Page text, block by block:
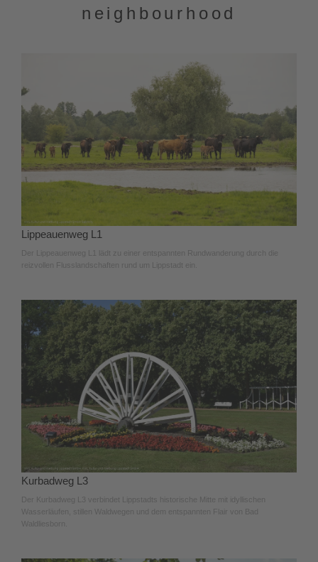
neighbourhood
Lippeauenweg L1
Der Lippeauenweg L1 lädt zu einer entspannten Rundwanderung durch die
reizvollen Flusslandschaften rund um Lippstadt ein.
Kurbadweg L3
Der Kurbadweg L3 verbindet Lippstadts historische Mitte mit idyllischen
Wasserläufen, stillen Waldwegen und dem entspannten Flair von Bad
Waldliesborn.